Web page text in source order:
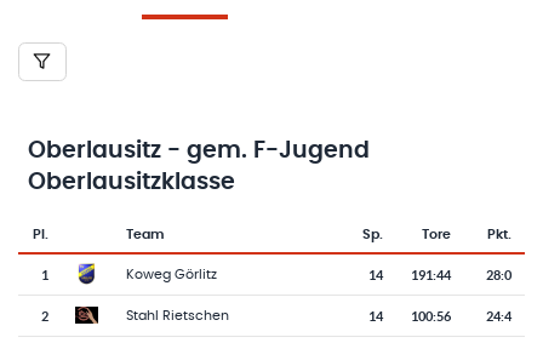
Oberlausitz - gem. F-Jugend
Oberlausitzklasse
Tabelle mit Vereinsplatzierungen, Spielen, Toren und Punkten
Pl.
Team-Logo
Team Sp. Tore Pkt.
1 Koweg Görlitz 14 191:44 28:0
2 Stahl Rietschen 14 100:56 24:4